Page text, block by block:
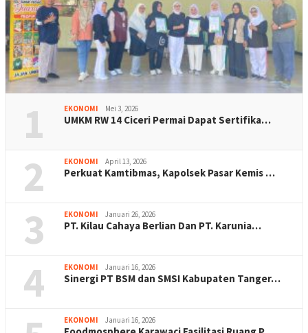
1 EKONOMI Mei 3, 2026
UMKM RW 14 Ciceri Permai Dapat Sertifika…
2 EKONOMI April 13, 2026
Perkuat Kamtibmas, Kapolsek Pasar Kemis …
3 EKONOMI Januari 26, 2026
PT. Kilau Cahaya Berlian Dan PT. Karunia…
4 EKONOMI Januari 16, 2026
Sinergi PT BSM dan SMSI Kabupaten Tanger…
EKONOMI Januari 16, 2026